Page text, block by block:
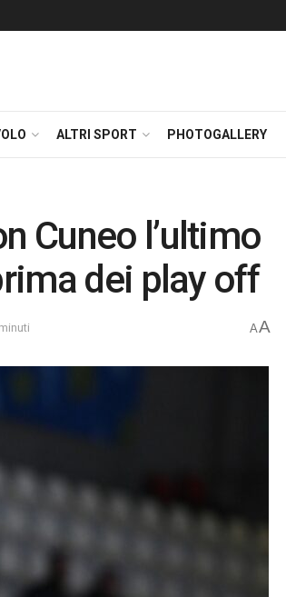
ALTRI SPORT PHOTOGALLERY
Cuneo l’ultimo
dei play off
AA